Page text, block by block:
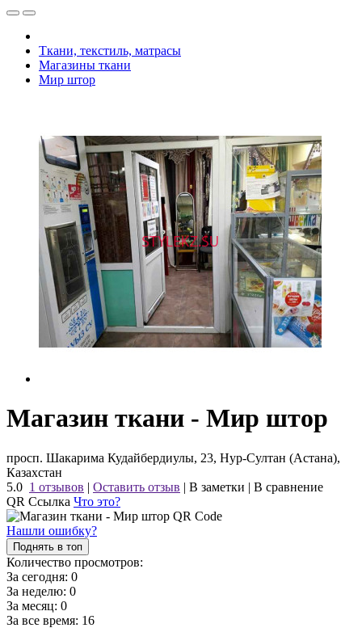
Ткани, текстиль, матрасы
Магазины ткани
Мир штор
Магазин ткани - Мир штор
просп. Шакарима Кудайбердиулы, 23, Нур-Султан (Астана),
Казахстан
5.0 1 отзывов | Оставить отзыв | В заметки | В сравнение
QR Ссылка Что это?
Нашли ошибку?
Поднять в топ
Количество просмотров:
За сегодня: 0
За неделю: 0
За месяц: 0
За все время: 16